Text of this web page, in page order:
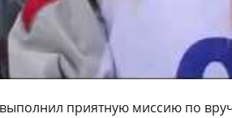
приятную миссию по